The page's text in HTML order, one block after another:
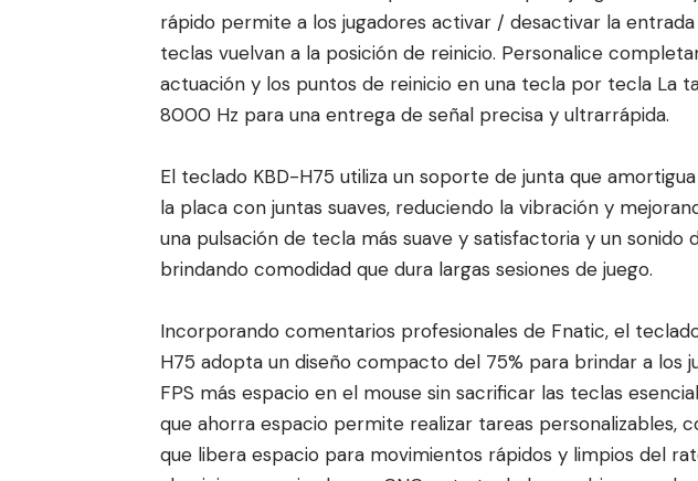
rápido permite a los jugadores activar / desactivar la entrada
teclas vuelvan a la posición de reinicio. Personalice
actuación y los puntos de reinicio en una tecla por tecla La
8000 Hz para una entrega de señal precisa y ultrarrápida.
El teclado KBD-H75 utiliza un soporte de junta que
la placa con juntas suaves, reduciendo la vibración y
una pulsación de tecla más suave y satisfactoria y un sonido
brindando comodidad que dura largas sesiones de juego.
Incorporando comentarios profesionales de Fnatic, el
H75 adopta un diseño compacto del 75% para brindar a los
FPS más espacio en el mouse sin sacrificar las teclas
que ahorra espacio permite realizar tareas personalizables,
que libera espacio para movimientos rápidos y limpios del